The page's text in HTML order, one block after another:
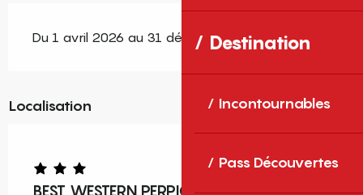
Destination
Incontournables
Pass Découvertes
Du 1 avril 2026 au 31 décembre 2026
Localisation
BEST WESTERN PERPIGNAN AÉROPORT